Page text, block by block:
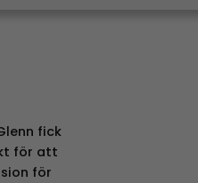
fick
för att
för